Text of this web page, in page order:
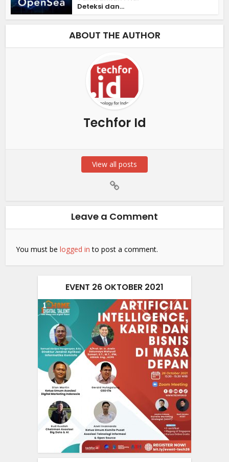
Deteksi dan...
ABOUT THE AUTHOR
Techfor Id
View all posts
Leave a Comment
You must belogged in to post a comment.
EVENT 26 OKTOBER 2021